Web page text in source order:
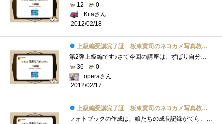
12
0
Kitaさん
2012/02/18
上級編受講完了証 板東寛司のネコカメ写真教室パート2
第2弾上級編です♪さて今回の講座は、ずばり自分だけのフォトブック作りです♪まず、撮影した写真からお気に入りの写真を選びレイアウトなど�...
36
0
operaさん
2012/02/17
上級編受講完了証 板東寛司のネコカメ写真教室パート2
フォトブックの作成は、娘たちの成長記録がてら、毎年行っています。（「Photoback」というサービスを使っています。フォトブック作成サービス�...